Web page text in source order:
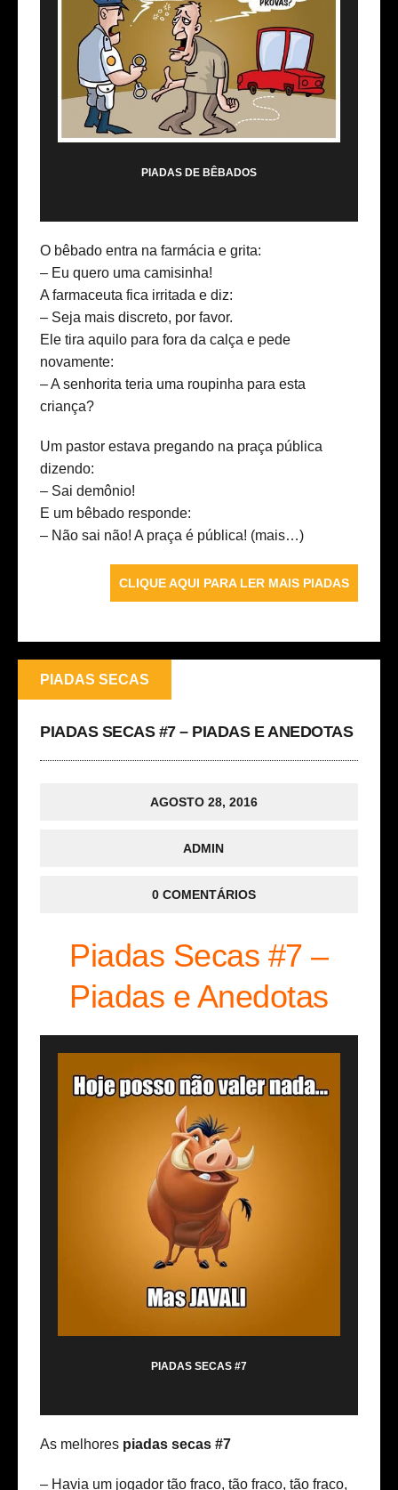
PIADAS DE BÊBADOS
O bêbado entra na farmácia e grita:
– Eu quero uma camisinha!
A farmaceuta fica irritada e diz:
– Seja mais discreto, por favor.
Ele tira aquilo para fora da calça e pede
novamente:
– A senhorita teria uma roupinha para esta
criança?
Um pastor estava pregando na praça pública
dizendo:
– Sai demônio!
E um bêbado responde:
– Não sai não! A praça é pública! (mais…)
CLIQUE AQUI PARA LER MAIS PIADAS
PIADAS SECAS
PIADAS SECAS #7 – PIADAS E ANEDOTAS
AGOSTO 28, 2016
ADMIN
0 COMENTÁRIOS
Piadas Secas #7 –
Piadas e Anedotas
PIADAS SECAS #7
As melhores piadas secas #7
– Havia um jogador tão fraco, tão fraco, tão fraco,